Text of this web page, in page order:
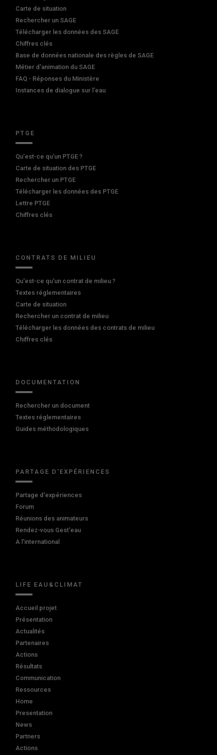
Carte de situation
Rechercher un SAGE
Télécharger les données des SAGE
Chiffres clés
Base de données nationale des règles de SAGE
Métier d'animation du SAGE
FAQ - Réponses du Ministère
Instances de dialogue sur l'eau
PTGE
Qu’est-ce qu’un PTGE ?
Carte de situation des PTGE
Rechercher un PTGE
Télécharger les données des PTGE
Lettre PTGE
Chiffres clés
CONTRATS DE MILIEU
Qu'est-ce qu'un contrat de milieu ?
Textes réglementaires
Carte de situation
Rechercher un contrat de milieu
Télécharger les données des contrats de milieu
Chiffres clés
DOCUMENTATION
Rechercher un document
Textes réglementaires
Guides méthodologiques
PARTAGE D'EXPÉRIENCES
Partage d'expériences
Forum
Réunions des animateurs
Rendez-vous Gest'eau
A l'international
LIFE EAU&CLIMAT
Accueil projet
Présentation
Actualités
Partenaires
Actions
Résultats
Communication
Ressources
Home
Presentation
News
Partners
Actions